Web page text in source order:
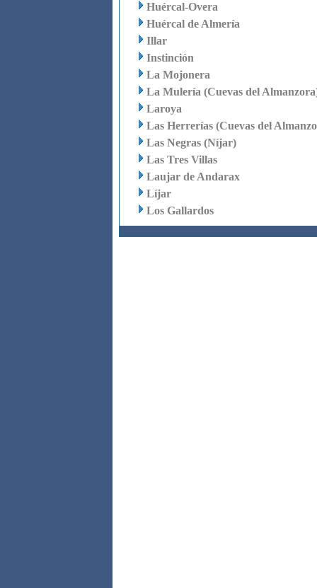
Huércal-Overa
Huércal de Almería
Illar
Instinción
La Mojonera
La Mulería (Cuevas del
Laroya
Las Herrerías (Cuevas del
Las Negras (Níjar)
Las Tres Villas
Laujar de Andarax
Líjar
Los Gallardos